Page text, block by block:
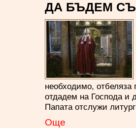
ДА БЪДЕМ
необходимо,
отдадем на Господа и
Папата отслужи
Oще